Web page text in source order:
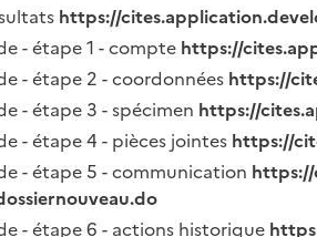
https://
- étape 1 - compte https://
- étape 2 - coordonnées https://
- étape 3 - spécimen https://
- étape 4 - pièces jointes https://
- étape 5 - communication
- étape 6 - actions historique